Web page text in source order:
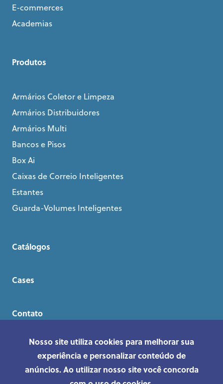
E-commerces
Academias
Produtos
Armários Coletor e Limpeza
Armários Distribuidores
Armários Multi
Bancos e Pisos
Box Ai
Caixas de Correio Inteligentes
Estantes
Guarda-Volumes Inteligentes
Catálogos
Cases
Contato
Nosso site utiliza cookies para melhorar sua
experiência e personalizar conteúdo de
anúncios. Ao utilizar nosso site você concorda